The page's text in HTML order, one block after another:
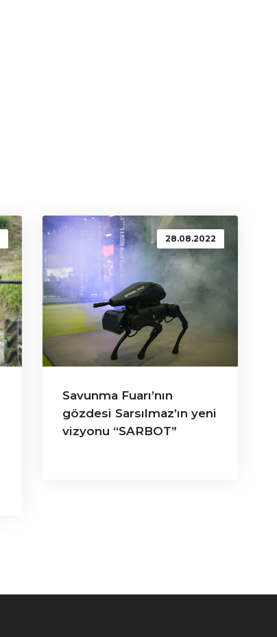
28.08.2022
Savunma Fuarı’nın
gözdesi Sarsılmaz’ın yeni
vizyonu “SARBOT”